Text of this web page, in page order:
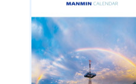
다운로드